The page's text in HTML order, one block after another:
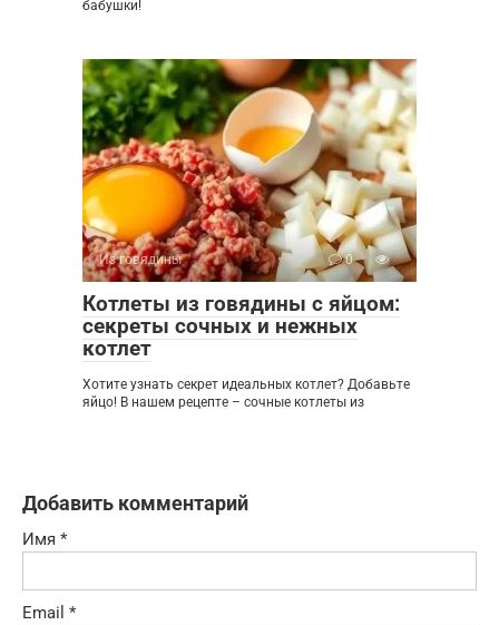
бабушки!
Из говядины 0
Котлеты из говядины с яйцом:
секреты сочных и нежных
котлет
Хотите узнать секрет идеальных котлет? Добавьте
яйцо! В нашем рецепте – сочные котлеты из
Добавить комментарий
Имя *
Email *